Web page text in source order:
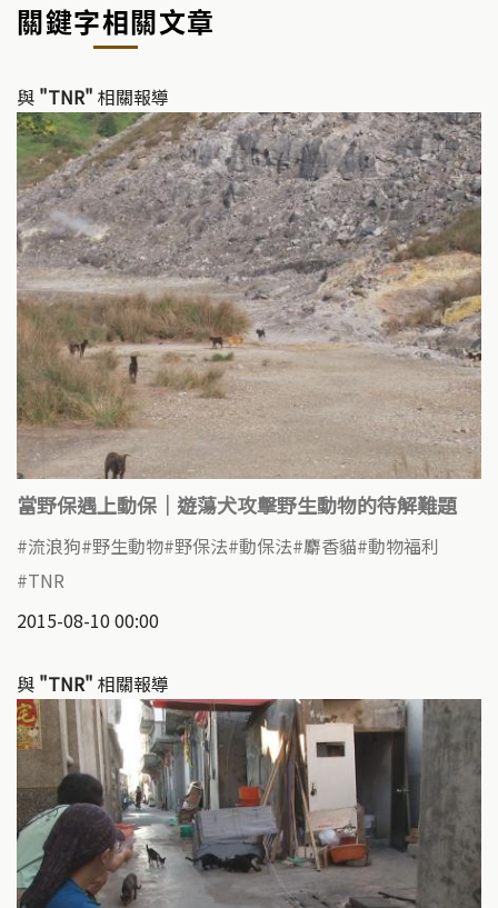
關鍵字相關文章
與 "TNR" 相關報導
當野保遇上動保｜遊蕩犬攻擊野生動物的待解難題
流浪狗 野生動物 野保法 動保法 麝香貓 動物福利
TNR
2015-08-10 00:00
與 "TNR" 相關報導